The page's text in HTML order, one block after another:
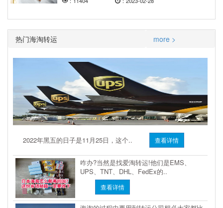
热门海淘转运 more >
2022年黑五的日子是11月25日，这个.. 查看详情
咋办?当然是找爱淘转运!他们是EMS、
UPS、TNT、DHL、FedEx的..
查看详情